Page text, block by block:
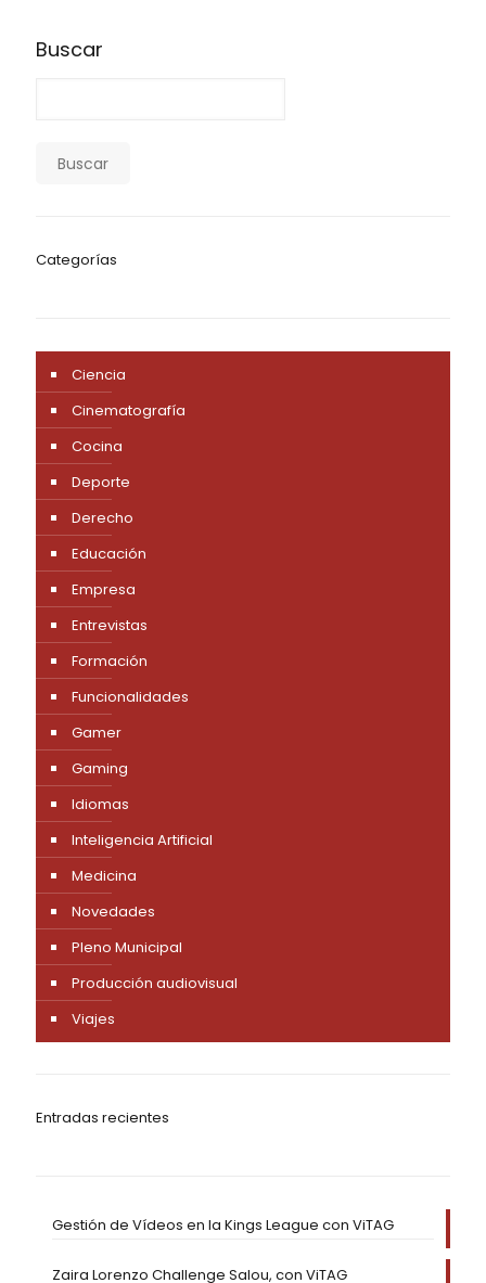
Buscar
Buscar
Categorías
Ciencia
Cinematografía
Cocina
Deporte
Derecho
Educación
Empresa
Entrevistas
Formación
Funcionalidades
Gamer
Gaming
Idiomas
Inteligencia Artificial
Medicina
Novedades
Pleno Municipal
Producción audiovisual
Viajes
Entradas recientes
Gestión de Vídeos en la Kings League con ViTAG
Zaira Lorenzo Challenge Salou, con ViTAG